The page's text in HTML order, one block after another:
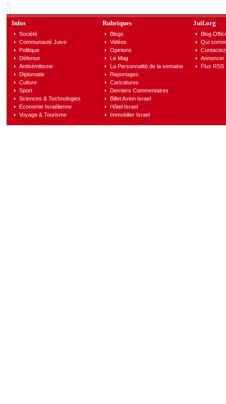
Infos
Société
Communauté Juive
Politique
Défense
Antisémitisme
Diplomatie
Culture
Sport
Sciences & Technologies
Economie Israélienne
Voyage & Tourisme
Rubriques
Blogs
Vidéos
Opinions
Le Mag
La Personnalité de la semaine
Reportages
Caricatures
Derniers Commentaires
Billet Avion Israel
Hôtel Israel
Immobilier Israel
Juif.org
Blog
Qui
Annoncer
Flux RSS